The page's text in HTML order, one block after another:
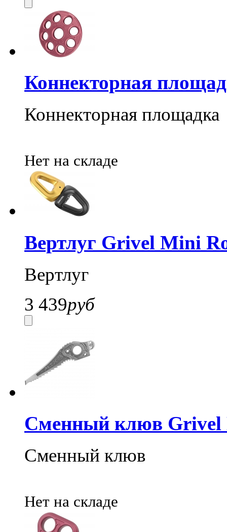
Коннекторная
Коннекторная площадка
Нет на складе
Вертлуг Grivel Mini
Вертлуг
3 439руб
Сменный клюв Grivel
Сменный клюв
Нет на складе